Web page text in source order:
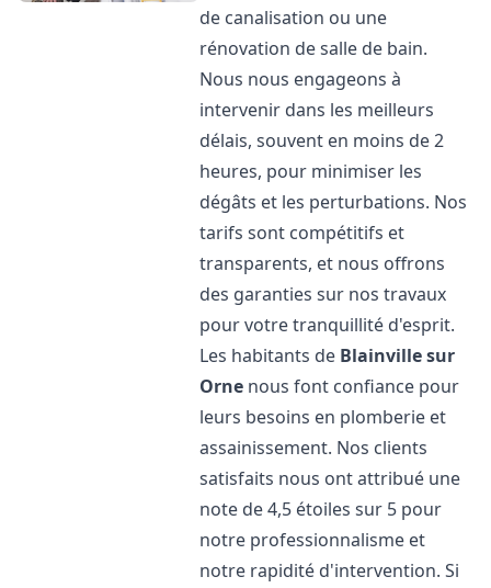
de canalisation ou une
rénovation de salle de bain.
Nous nous engageons à
intervenir dans les meilleurs
délais, souvent en moins de 2
heures, pour minimiser les
dégâts et les perturbations. Nos
tarifs sont compétitifs et
transparents, et nous offrons
des garanties sur nos travaux
pour votre tranquillité d'esprit.
Les habitants de Blainville sur
Orne nous font confiance pour
leurs besoins en plomberie et
assainissement. Nos clients
satisfaits nous ont attribué une
note de 4,5 étoiles sur 5 pour
notre professionnalisme et
notre rapidité d'intervention. Si